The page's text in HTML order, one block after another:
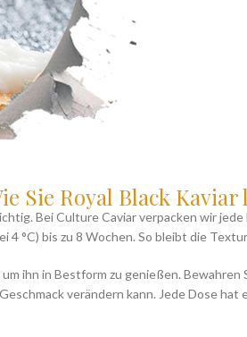
Sie Royal Black
Bei Culture Caviar verpacken wir
°C) bis zu 8 Wochen. So bleibt die
ihn in Bestform zu genießen.
verändern kann. Jede Dose